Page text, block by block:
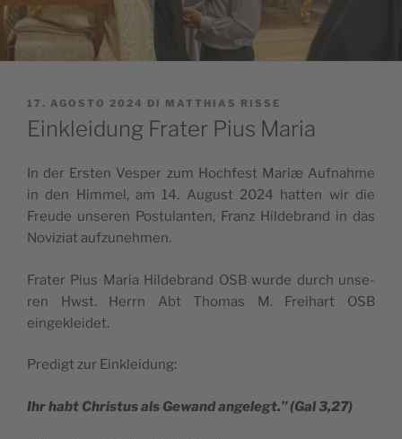
PUBBLICATO
IL
17. AGOSTO 2024 DI MATTHIAS RISSE
Einkleidung Frater Pius Maria
In der Ers­ten Ves­per zum Hoch­fest Mariæ Auf­nah­me
in den Him­mel, am 14. Augu­st 2024 hat­ten wir die
Freu­de unse­ren Pos­tu­lan­ten, Franz Hil­de­brand in das
Novi­zi­at aufzunehmen.
Fra­ter Pius Maria Hil­de­brand OSB wur­de durch unse­
ren Hwst. Herrn Abt Tho­mas M. Frei­hart OSB
eingekleidet.
Pre­digt zur Einkleidung:
Ihr habt Chri­stus als Gewand ange­legt.” (Gal 3,27)